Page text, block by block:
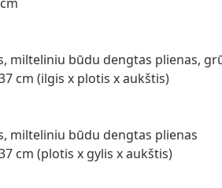
milteliniu būdu dengtas plienas,
cm (ilgis x plotis x aukštis)
milteliniu būdu dengtas plienas
cm (plotis x gylis x aukštis)